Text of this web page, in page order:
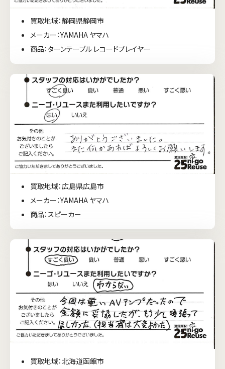
買取地域：静岡県静岡市
メーカー：YAMAHA ヤマハ
商品：ターンテーブル レコードプレイヤー
買取地域：広島県広島市
メーカー：YAMAHA ヤマハ
商品：スピーカー
買取地域：北海道函館市